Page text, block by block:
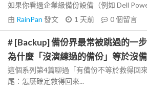
如果你看過企業級備份設備（例如 Dell
由 RainPan 發文 1 天前 0個留言
# [Backup] 備份界最常被跳過的一
為什麼「沒演練過的備份」等於沒
這個系列第4篇聊過「有備份不等於救得回
尾：怎麼確定救得回來...